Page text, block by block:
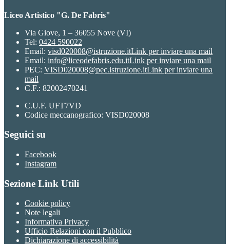
Liceo Artistico "G. De Fabris"
Via Giove, 1 – 36055 Nove (VI)
Tel: 0424 590022
Email: visd020008@istruzione.itLink per inviare una mail
Email: info@liceodefabris.edu.itLink per inviare una mail
PEC: VISD020008@pec.istruzione.itLink per inviare una
mail
C.F.: 82002470241
C.U.F. UFT7VD
Codice meccanografico: VISD020008
Seguici su
Facebook
Instagram
Sezione Link Utili
Cookie policy
Note legali
Informativa Privacy
Ufficio Relazioni con il Pubblico
Dichiarazione di accessibilità